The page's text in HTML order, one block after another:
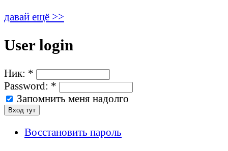
давай ещё >>
User login
Ник: *
Password: *
Запомнить меня надолго
Восстановить пароль